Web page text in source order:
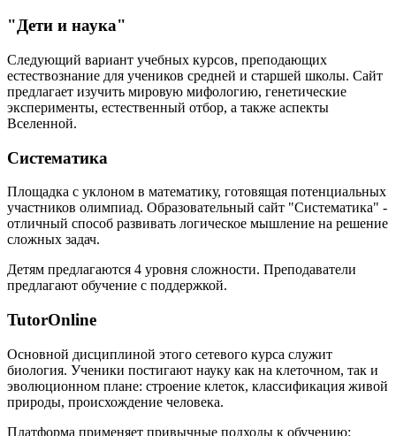
"Дети и наука"
Следующий вариант учебных курсов, преподающих
естествознание для учеников средней и старшей школы. Сайт
предлагает изучить мировую мифологию, генетические
эксперименты, естественный отбор, а также аспекты
Вселенной.
Систематика
Площадка с уклоном в математику, готовящая потенциальных
участников олимпиад. Образовательный сайт "Систематика" -
отличный способ развивать логическое мышление на решение
сложных задач.
Детям предлагаются 4 уровня сложности. Преподаватели
предлагают обучение с поддержкой.
TutorOnline
Основной дисциплиной этого сетевого курса служит
биология. Ученики постигают науку как на клеточном, так и
эволюционном плане: строение клеток, классификация живой
природы, происхождение человека.
Платформа применяет привычные подходы к обучению: